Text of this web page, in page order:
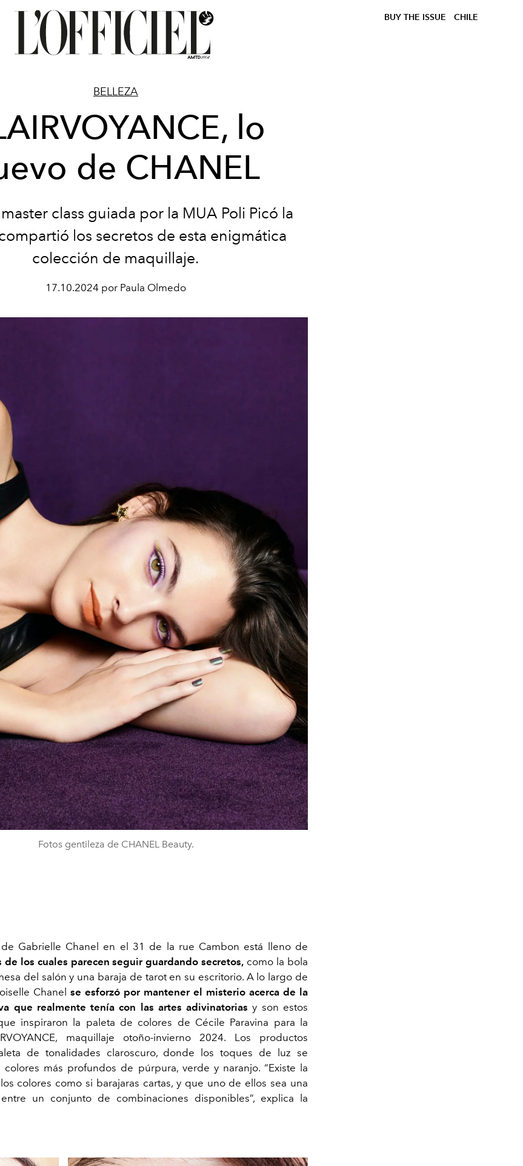
BUY THE ISSUE CHILE
BELLEZA
lo
de CHANEL
class guiada por la MUA Poli Picó la
los secretos de esta enigmática
colección de maquillaje.
17.10.2024 por Paula Olmedo
Fotos gentileza de CHANEL Beauty.
de Gabrielle Chanel en el 31 de la rue Cambon está lleno de
de los cuales parecen seguir guardando secretos, como la bola
del salón y una baraja de tarot en su escritorio. A lo largo de
Chanel se esforzó por mantener el misterio acerca de la
que realmente tenía con las artes adivinatorias y son estos
inspiraron la paleta de colores de Cécile Paravina para la
maquillaje otoño-invierno 2024. Los productos
de tonalidades claroscuro, donde los toques de luz se
colores más profundos de púrpura, verde y naranjo. “Existe la
colores como si barajaras cartas, y que uno de ellos sea una
un conjunto de combinaciones disponibles”, explica la